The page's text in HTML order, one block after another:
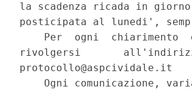
la scadenza ricada in
posticipata al lunedi',
Per  ogni  chiarimento
rivolgersi
protocollo@aspcividale.it
Ogni comunicazione,